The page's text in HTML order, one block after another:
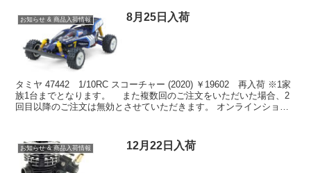
お知らせ & 商品入荷情報 8月25日入荷
タミヤ 47442 1/10RC スコーチャー (2020) ￥19602 再入荷 ※1家
族1台までとなります。 また複数回のご注文をいただいた場合、2
回目以降のご注文は無効とさせていただきます。 オンラインショッ
お知らせ & 商品入荷情報 12月22日入荷